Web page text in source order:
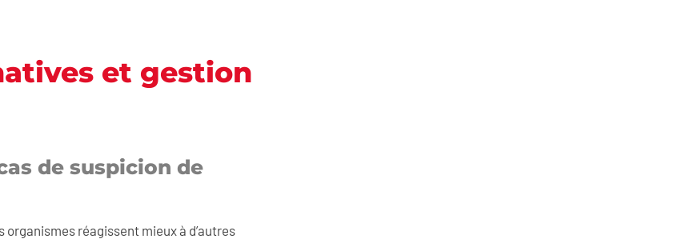
et gestion
de suspicion de
réagissent mieux à d’autres